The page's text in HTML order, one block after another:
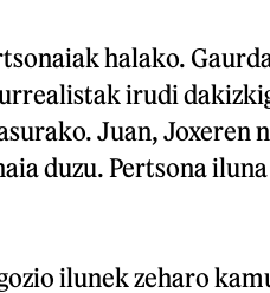
halako.
irudi
Juan, Joxeren
duzu. Pertsona
ilunek zeharo